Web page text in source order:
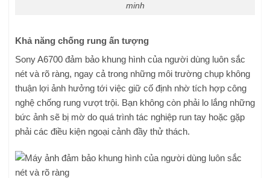
minh
Khả năng chống rung ấn tượng
Sony A6700 đảm bảo khung hình của người dùng luôn sắc
nét và rõ ràng, ngay cả trong những môi trường chụp không
thuận lợi ảnh hưởng tới việc giữ cố định nhờ tích hợp công
nghệ chống rung vượt trội. Bạn không còn phải lo lắng những
bức ảnh sẽ bị mờ do quá trình tác nghiệp run tay hoặc gặp
phải các điều kiện ngoại cảnh đầy thử thách.